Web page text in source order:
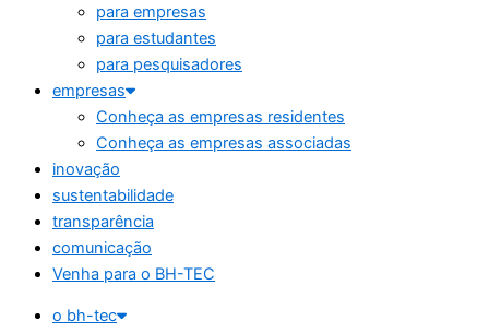
para empresas
para estudantes
para pesquisadores
empresas
Conheça as empresas residentes
Conheça as empresas associadas
inovação
sustentabilidade
transparência
comunicação
Venha para o BH-TEC
o bh-tec